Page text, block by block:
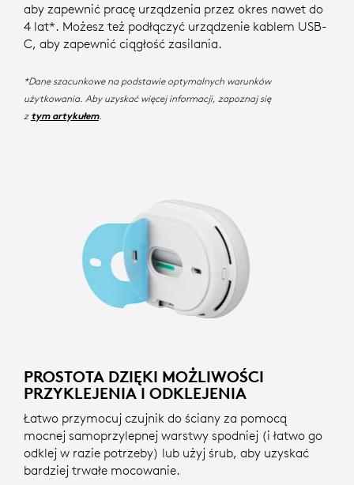
aby zapewnić pracę urządzenia przez okres nawet do
4 lat*. Możesz też podłączyć urządzenie kablem USB-
C, aby zapewnić ciągłość zasilania.
*Dane szacunkowe na podstawie optymalnych warunków
użytkowania. Aby uzyskać więcej informacji, zapoznaj się
z tym artykułem.
PROSTOTA DZIĘKI MOŻLIWOŚCI
PRZYKLEJENIA I ODKLEJENIA
Łatwo przymocuj czujnik do ściany za pomocą
mocnej samoprzylepnej warstwy spodniej (i łatwo go
odklej w razie potrzeby) lub użyj śrub, aby uzyskać
bardziej trwałe mocowanie.